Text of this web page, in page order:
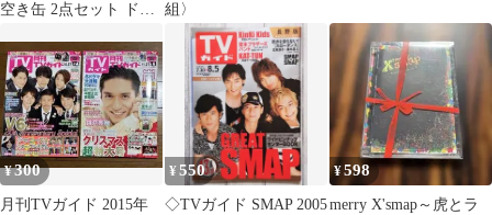
空き缶 2点セット ドリ
組〉
¥300
月刊TVガイド 2015年
¥550
◇TVガイド SMAP 2005
¥598
merry X'smap～虎とラ